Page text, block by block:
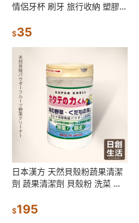
情侶牙杯 刷牙 旅行收納 塑膠杯
清潔
$35
日本漢方 天然貝殼粉蔬果清潔
劑 蔬果清潔劑 貝殼粉 洗菜 蔬
$195